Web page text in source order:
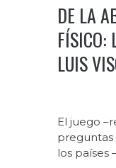
DE LA
FÍSICO:
LUIS
El juego
preguntas
los países